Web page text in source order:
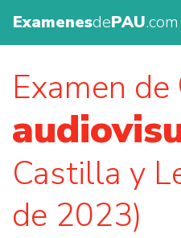
ExamenesdePAU.com
Examen de
Castilla y
de 2023)